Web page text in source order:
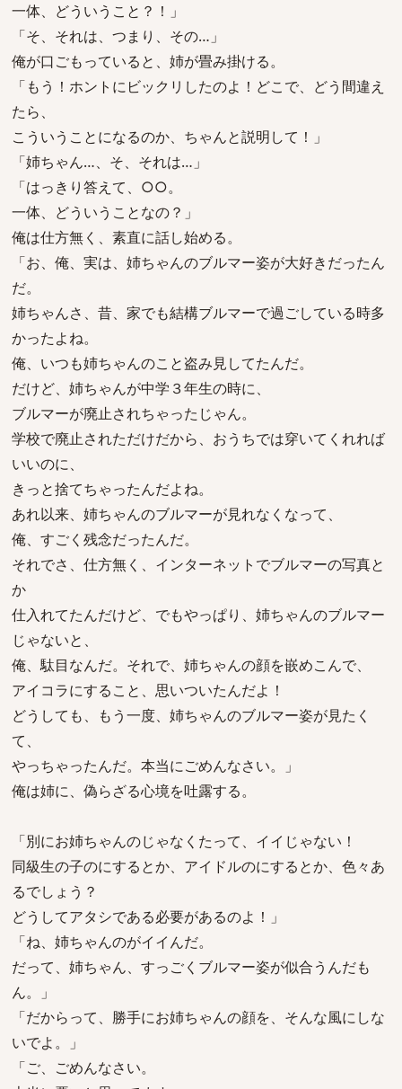
一体、どういうこと？！」
「そ、それは、つまり、その…」
俺が口ごもっていると、姉が畳み掛ける。
「もう！ホントにビックリしたのよ！どこで、どう間違え
たら、
こういうことになるのか、ちゃんと説明して！」
「姉ちゃん…、そ、それは…」
「はっきり答えて、○○。
一体、どういうことなの？」
俺は仕方無く、素直に話し始める。
「お、俺、実は、姉ちゃんのブルマー姿が大好きだったん
だ。
姉ちゃんさ、昔、家でも結構ブルマーで過ごしている時多
かったよね。
俺、いつも姉ちゃんのこと盗み見してたんだ。
だけど、姉ちゃんが中学３年生の時に、
ブルマーが廃止されちゃったじゃん。
学校で廃止されただけだから、おうちでは穿いてくれれば
いいのに、
きっと捨てちゃったんだよね。
あれ以来、姉ちゃんのブルマーが見れなくなって、
俺、すごく残念だったんだ。
それでさ、仕方無く、インターネットでブルマーの写真と
か
仕入れてたんだけど、でもやっぱり、姉ちゃんのブルマー
じゃないと、
俺、駄目なんだ。それで、姉ちゃんの顔を嵌めこんで、
アイコラにすること、思いついたんだよ！
どうしても、もう一度、姉ちゃんのブルマー姿が見たく
て、
やっちゃったんだ。本当にごめんなさい。」
俺は姉に、偽らざる心境を吐露する。
「別にお姉ちゃんのじゃなくたって、イイじゃない！
同級生の子のにするとか、アイドルのにするとか、色々あ
るでしょう？
どうしてアタシである必要があるのよ！」
「ね、姉ちゃんのがイイんだ。
だって、姉ちゃん、すっごくブルマー姿が似合うんだも
ん。」
「だからって、勝手にお姉ちゃんの顔を、そんな風にしな
いでよ。」
「ご、ごめんなさい。